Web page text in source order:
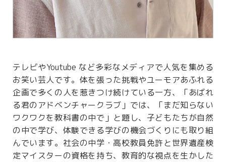
テレビやYoutube など多彩なメディアで人気を集める
お笑い芸人です。体を張った挑戦やユーモアあふれる
企画で多くの人を惹きつけ続けている一方、「あばれ
る君のアドベンチャークラブ」では、「まだ知らない
ワクワクを教科書の中で」と題し、子どもたちが自然
の中で学び、体験できる学びの機会づくりにも取り組
んでいます。社会の中学・高校教員免許と世界遺産検
定マイスターの資格を持ち、教育的な視点を生かした